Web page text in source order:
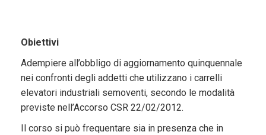
Obiettivi
Adempiere all’obbligo di aggiornamento quinquennale
nei confronti degli addetti che utilizzano i carrelli
elevatori industriali semoventi, secondo le modalità
previste nell’Accorso CSR 22/02/2012.
Il corso si può frequentare sia in presenza che in